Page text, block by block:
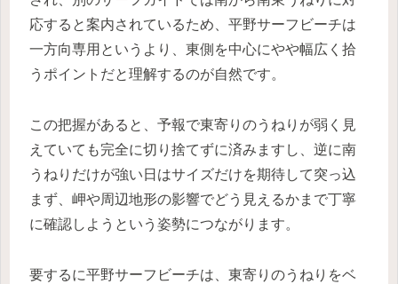
応すると案内されているため、平野サーフビーチは
一方向専用というより、東側を中心にやや幅広く拾
うポイントだと理解するのが自然です。
この把握があると、予報で東寄りのうねりが弱く見
えていても完全に切り捨てずに済みますし、逆に南
うねりだけが強い日はサイズだけを期待して突っ込
まず、岬や周辺地形の影響でどう見えるかまで丁寧
に確認しようという姿勢につながります。
要するに平野サーフビーチは、東寄りのうねりをベ